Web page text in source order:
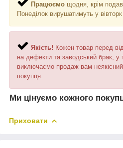
Працюємо щодня, крім
Понеділок вирушатимуть у вівторк
Якість! Кожен товар перед
на дефекти та заводський брак, у
виключаємо продаж вам
покупця.
Ми цінуємо кожного
Приховати